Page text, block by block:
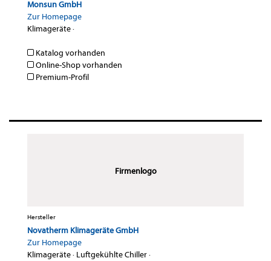
Monsun GmbH
Zur Homepage
Klimageräte·
Katalog vorhanden
Online-Shop vorhanden
Premium-Profil
Firmenlogo
Hersteller
Novatherm Klimageräte GmbH
Zur Homepage
Klimageräte· Luftgekühlte Chiller·